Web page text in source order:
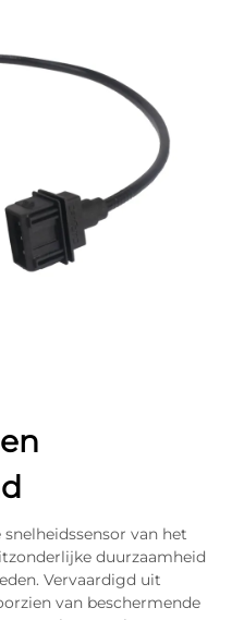
van het
duurzaamheid
Vervaardigd uit
van beschermende